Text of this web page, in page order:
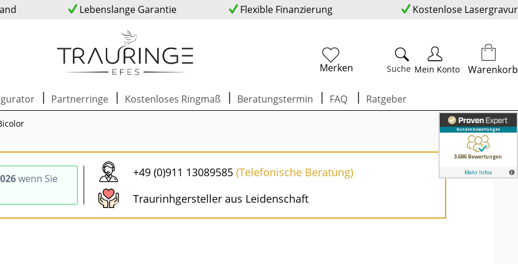
Lebenslange Garantie Flexible Finanzierung Kostenlose Lasergravur
Suche
Merken Mein Konto Warenkorb
Partnerringe Kostenloses Ringmaß Beratungstermin FAQ Ratgeber
wenn Sie
+49 (0)911 13089585(Telefonische Beratung)
Traurinhgersteller aus Leidenschaft